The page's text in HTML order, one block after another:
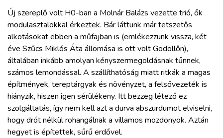
Új szereplő volt H0-ban a Molnár Balázs vezette trió, ők
modulasztalokkal érkeztek. Bár láttunk már tetszetős
alkotásokat ebben a műfajban is (emlékezzünk vissza, két
éve Szűcs Miklós Áta állomása is ott volt Gödöllőn),
általában inkább amolyan kényszermegoldásnak tűnnek,
számos lemondással. A szállíthatóság miatt ritkák a magas
építmények, tereptárgyak és növényzet, a felsővezeték is
hiányzik, hiszen igen sérülékeny. Itt bezzeg létező ez
szolgáltatás, így nem kell azt a durva abszurdumot elviselni,
hogy drót nélkül rohangálnak a villamos mozdonyok. Aztán
hegyet is építettek, sűrű erdővel.